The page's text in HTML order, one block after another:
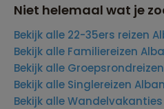
Niet helemaal wat je
Bekijk alle 22-35ers reizen
Bekijk alle Familiereizen
Bekijk alle
Bekijk alle Singlereizen
Bekijk alle